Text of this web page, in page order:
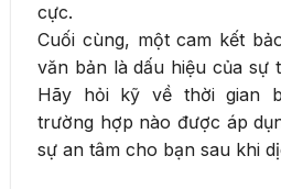
cực.
Cuối cùng, một cam kết
văn bản là dấu hiệu của sự
Hãy hỏi kỹ về thời gian
trường hợp nào được áp
sự an tâm cho bạn sau khi